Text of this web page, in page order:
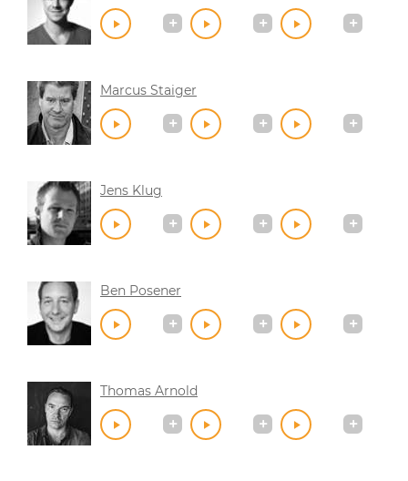
Marcus Staiger
Jens Klug
Ben Posener
Thomas Arnold